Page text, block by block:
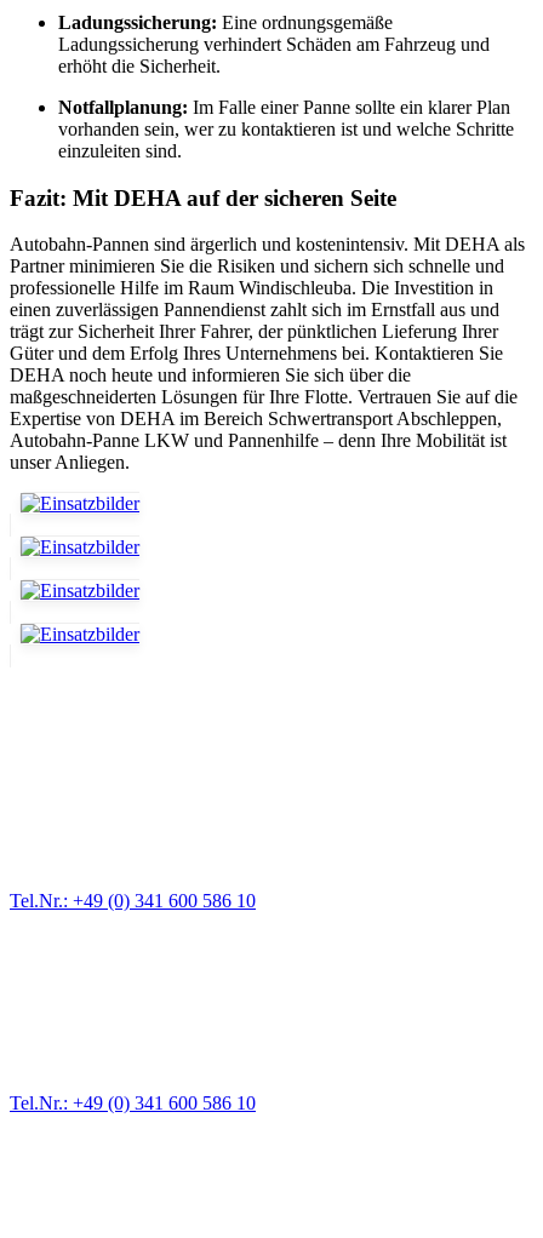
Ladungssicherung: Eine ordnungsgemäße
Ladungssicherung verhindert Schäden am Fahrzeug und
erhöht die Sicherheit.
Notfallplanung: Im Falle einer Panne sollte ein klarer Plan
vorhanden sein, wer zu kontaktieren ist und welche Schritte
einzuleiten sind.
Fazit: Mit DEHA auf der sicheren Seite
Autobahn-Pannen sind ärgerlich und kostenintensiv. Mit DEHA als
Partner minimieren Sie die Risiken und sichern sich schnelle und
professionelle Hilfe im Raum Windischleuba. Die Investition in
einen zuverlässigen Pannendienst zahlt sich im Ernstfall aus und
trägt zur Sicherheit Ihrer Fahrer, der pünktlichen Lieferung Ihrer
Güter und dem Erfolg Ihres Unternehmens bei. Kontaktieren Sie
DEHA noch heute und informieren Sie sich über die
maßgeschneiderten Lösungen für Ihre Flotte. Vertrauen Sie auf die
Expertise von DEHA im Bereich Schwertransport Abschleppen,
Autobahn-Panne LKW und Pannenhilfe – denn Ihre Mobilität ist
unser Anliegen.
Tel.Nr.: +49 (0) 341 600 586 10
Tel.Nr.: +49 (0) 341 600 586 10